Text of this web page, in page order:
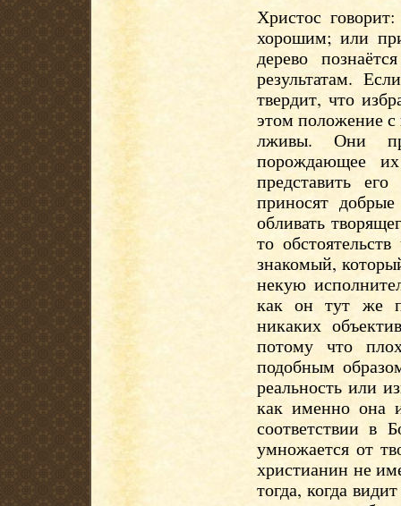
Христос
хорошим; или
дерево
результатам.
твердит, что
этом положение с
лживы. Они
порождающее
представить
приносят
обливать
то
знакомый,
некую
как он тут же
никаких
потому что
подобным
реальность или
как именно она
соответствии в
умножается от
христианин не
тогда, когда